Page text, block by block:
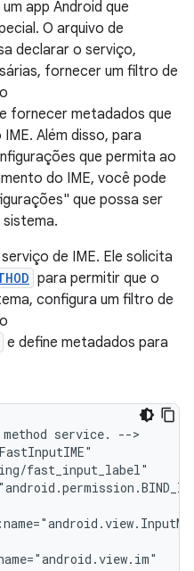
app Android que
O arquivo de
declarar o serviço,
fornecer um filtro de
e fornecer metadados que
Além disso, para
que permita ao
do IME, você pode
que possa ser
de IME. Ele solicita
para permitir que o
configura um filtro de
e define metadados para
method service.
-->